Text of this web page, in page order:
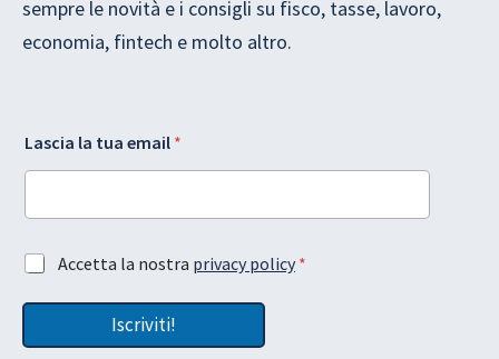
sempre le novità e i consigli su fisco, tasse, lavoro,
economia, fintech e molto altro.
a
s
i
G
D
a
G
P
G
D
Lascia la tua email *
A
c
t
Accetta la nostra privacy policy *
Iscriviti!